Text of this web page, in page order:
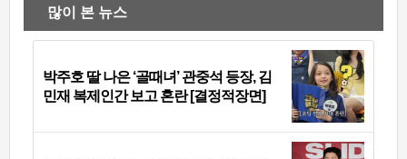
많이 본 뉴스
박주호 딸 나은 ‘골때녀’ 관중석 등장, 김
민재 복제인간 보고 혼란 [결정적장면]